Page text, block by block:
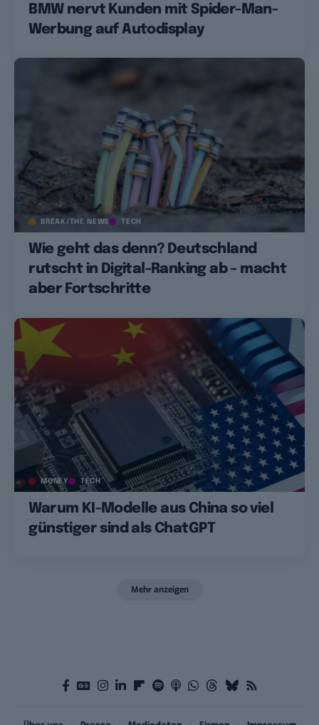
BMW nervt Kunden mit Spider-Man-
Werbung auf Autodisplay
BREAK/THE NEWS TECH
Wie geht das denn? Deutschland
rutscht in Digital-Ranking ab – macht
aber Fortschritte
MONEY TECH
Warum KI-Modelle aus China so viel
günstiger sind als ChatGPT
Mehr anzeigen